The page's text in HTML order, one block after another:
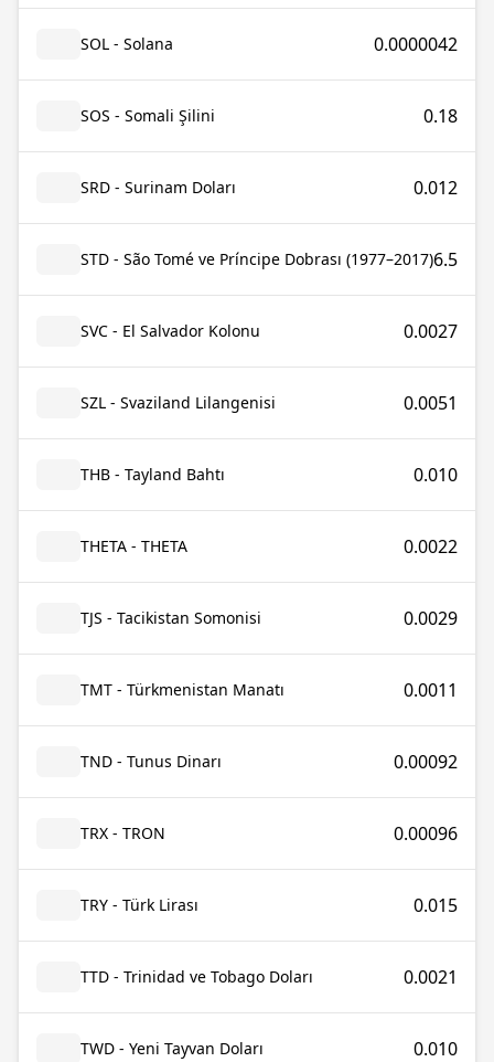
SOL - Solana 0.0000042
SOS - Somali Şilini 0.18
SRD - Surinam Doları 0.012
STD - São Tomé ve Príncipe Dobrası (1977–2017)6.5
SVC - El Salvador Kolonu 0.0027
SZL - Svaziland Lilangenisi 0.0051
THB - Tayland Bahtı 0.010
THETA - THETA 0.0022
TJS - Tacikistan Somonisi 0.0029
TMT - Türkmenistan Manatı 0.0011
TND - Tunus Dinarı 0.00092
TRX - TRON 0.00096
TRY - Türk Lirası 0.015
TTD - Trinidad ve Tobago Doları 0.0021
TWD - Yeni Tayvan Doları 0.010